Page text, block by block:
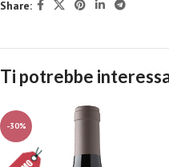
Share:
Ti potrebbe
-30%